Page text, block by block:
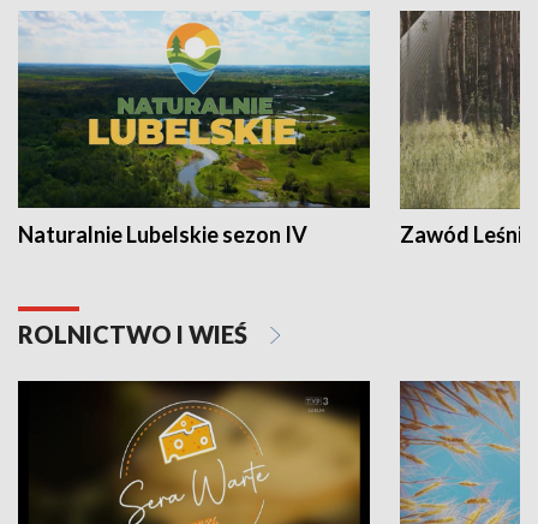
Naturalnie Lubelskie sezon IV Zawód Leśnik
ROLNICTWO I WIEŚ